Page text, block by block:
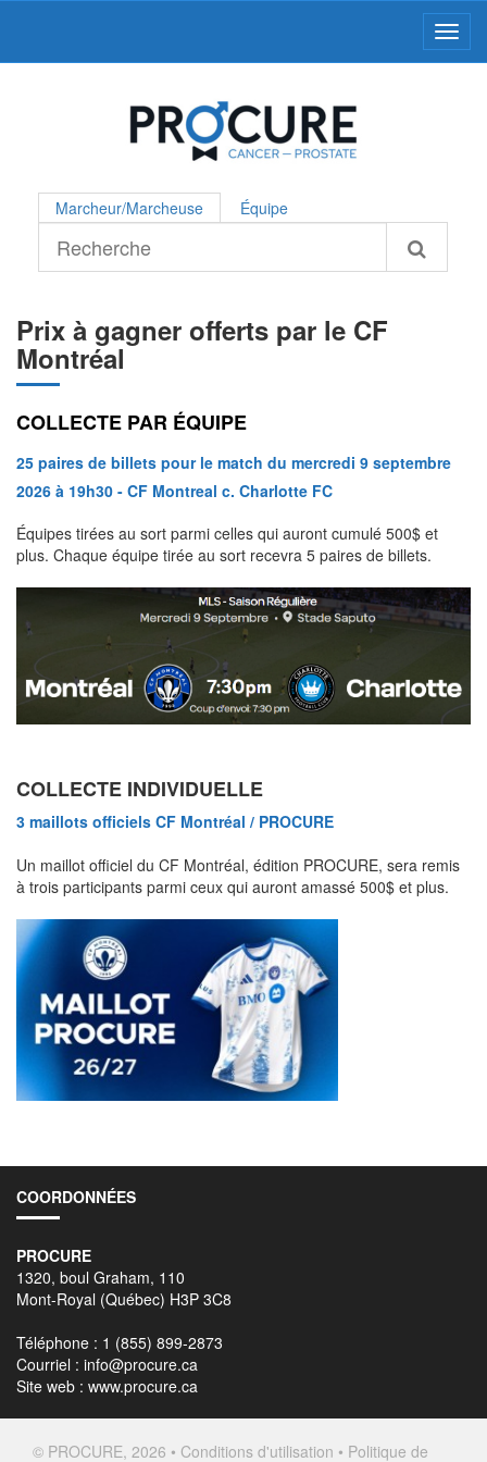
Marcheur/Marcheuse Équipe
Prix à gagner offerts par le CF
Montréal
COLLECTE PAR ÉQUIPE
25 paires de billets pour le match du mercredi 9 septembre
2026 à 19h30 - CF Montreal c. Charlotte FC
Équipes tirées au sort parmi celles qui auront cumulé 500$ et
plus. Chaque équipe tirée au sort recevra 5 paires de billets.
COLLECTE INDIVIDUELLE
3 maillots officiels CF Montréal / PROCURE
Un maillot officiel du CF Montréal, édition PROCURE, sera remis
à trois participants parmi ceux qui auront amassé 500$ et plus.
COORDONNÉES
PROCURE
1320, boul Graham, 110
Mont-Royal (Québec) H3P 3C8
Téléphone : 1 (855) 899-2873
Courriel : info@procure.ca
Site web : www.procure.ca
© PROCURE, 2026 • Conditions d'utilisation • Politique de